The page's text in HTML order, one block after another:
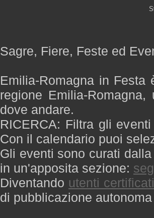
Sagre, Fiere, Feste ed
Emilia-Romagna in
regione Emilia-
dove andare.
RICERCA: Filtra gli
Con il calendario puoi
Gli eventi sono curati
in un'apposita sezione:
Diventando utenti certificati
di pubblicazione